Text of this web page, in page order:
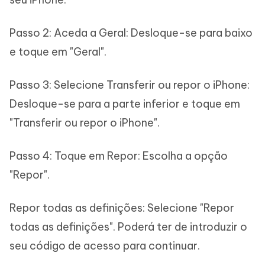
Passo 2: Aceda a Geral: Desloque-se para baixo
e toque em "Geral".
Passo 3: Selecione Transferir ou repor o iPhone:
Desloque-se para a parte inferior e toque em
"Transferir ou repor o iPhone".
Passo 4: Toque em Repor: Escolha a opção
"Repor".
Repor todas as definições: Selecione "Repor
todas as definições". Poderá ter de introduzir o
seu código de acesso para continuar.